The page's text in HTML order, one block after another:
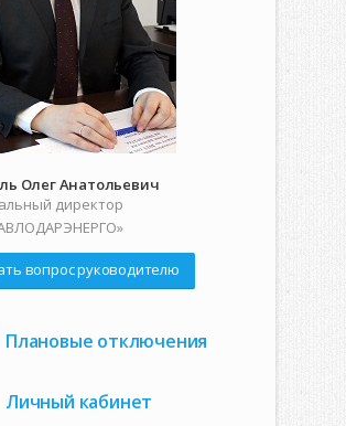
Олег Анатольевич
директор
вопрос руководителю
Плановые отключения
Личный кабинет